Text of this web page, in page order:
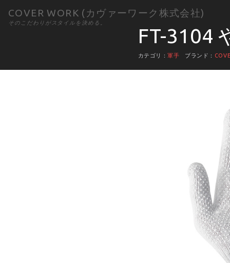
COVER WORK (カヴァーワーク株式会社)
そのこだわりがスタイルを決める。
FT-3104
カテゴリ：軍手 ブランド：